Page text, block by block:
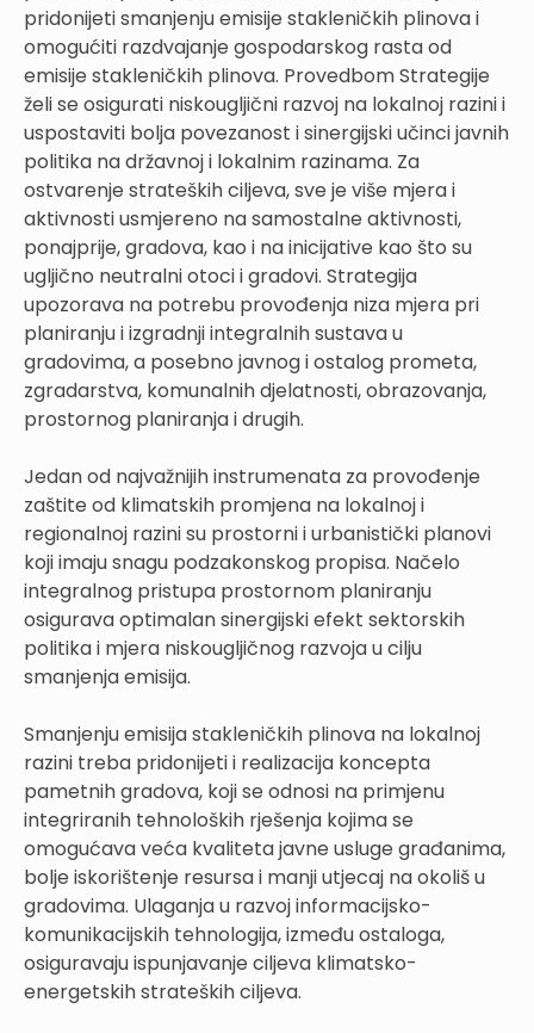
pridonijeti smanjenju emisije stakleničkih plinova i
omogućiti razdvajanje gospodarskog rasta od
emisije stakleničkih plinova. Provedbom Strategije
želi se osigurati niskougljični razvoj na lokalnoj razini i
uspostaviti bolja povezanost i sinergijski učinci javnih
politika na državnoj i lokalnim razinama. Za
ostvarenje strateških ciljeva, sve je više mjera i
aktivnosti usmjereno na samostalne aktivnosti,
ponajprije, gradova, kao i na inicijative kao što su
ugljično neutralni otoci i gradovi. Strategija
upozorava na potrebu provođenja niza mjera pri
planiranju i izgradnji integralnih sustava u
gradovima, a posebno javnog i ostalog prometa,
zgradarstva, komunalnih djelatnosti, obrazovanja,
prostornog planiranja i drugih.
Jedan od najvažnijih instrumenata za provođenje
zaštite od klimatskih promjena na lokalnoj i
regionalnoj razini su prostorni i urbanistički planovi
koji imaju snagu podzakonskog propisa. Načelo
integralnog pristupa prostornom planiranju
osigurava optimalan sinergijski efekt sektorskih
politika i mjera niskougljičnog razvoja u cilju
smanjenja emisija.
Smanjenju emisija stakleničkih plinova na lokalnoj
razini treba pridonijeti i realizacija koncepta
pametnih gradova, koji se odnosi na primjenu
integriranih tehnoloških rješenja kojima se
omogućava veća kvaliteta javne usluge građanima,
bolje iskorištenje resursa i manji utjecaj na okoliš u
gradovima. Ulaganja u razvoj informacijsko-
komunikacijskih tehnologija, između ostaloga,
osiguravaju ispunjavanje ciljeva klimatsko-
energetskih strateških ciljeva.